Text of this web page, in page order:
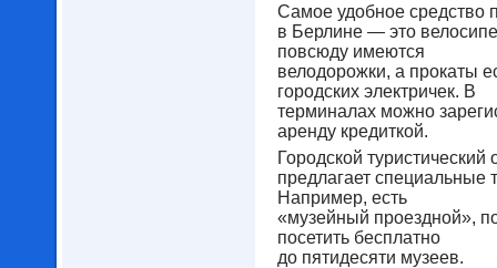
Самое удобное средство
в Берлине — это
повсюду имеются
велодорожки, а прокаты
городских электричек. В
терминалах можно
аренду кредиткой.
Городской туристический
предлагает специальные
Например, есть
«музейный проездной»,
посетить бесплатно
до пятидесяти музеев.